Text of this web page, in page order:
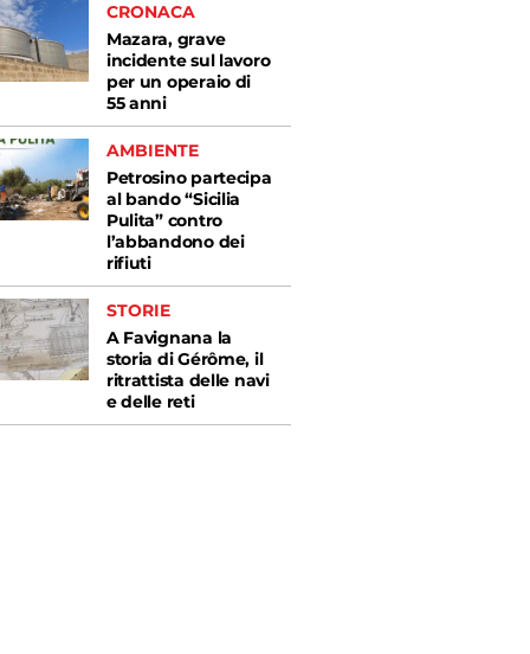
CRONACA
Mazara, grave
incidente sul lavoro
per un operaio di
55 anni
AMBIENTE
Petrosino partecipa
al bando “Sicilia
Pulita” contro
l’abbandono dei
rifiuti
STORIE
A Favignana la
storia di Gérôme, il
ritrattista delle navi
e delle reti